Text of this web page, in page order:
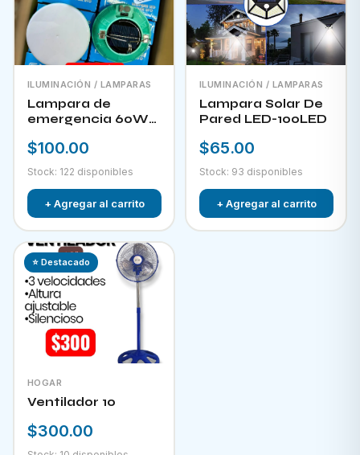
ILUMINACIÓN / LAMPARAS
Lampara de
emergencia 60W
$100.00
Stock: 122 disponibles
+ Agregar al carrito
ILUMINACIÓN / LAMPARAS
Lampara Solar De
Pared LED-100LED
$65.00
Stock: 93 disponibles
+ Agregar al carrito
⭐ Destacado
HOGAR
Ventilador 10
$300.00